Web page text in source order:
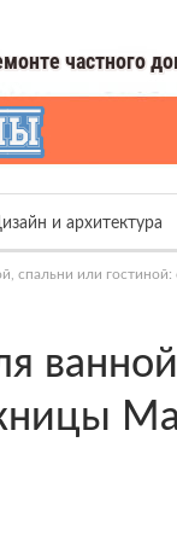
и архитектура
спальни или